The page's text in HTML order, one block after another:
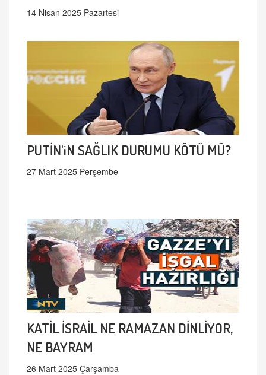
14 Nisan 2025 Pazartesi
PUTİN'iN SAĞLIK DURUMU KÖTÜ MÜ?
27 Mart 2025 Perşembe
KATİL İSRAİL NE RAMAZAN DİNLİYOR,
NE BAYRAM
26 Mart 2025 Çarşamba